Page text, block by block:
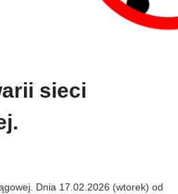
sieci
Dnia 17.02.2026 (wtorek) od